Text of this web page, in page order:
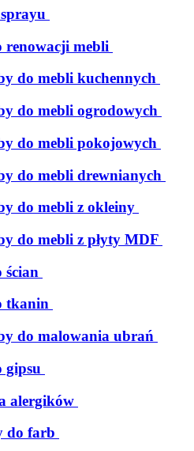
renowacji mebli
do mebli kuchennych
do mebli ogrodowych
do mebli pokojowych
do mebli drewnianych
do mebli z okleiny
do mebli z płyty MDF
ścian
tkanin
do malowania ubrań
gipsu
alergików
do farb